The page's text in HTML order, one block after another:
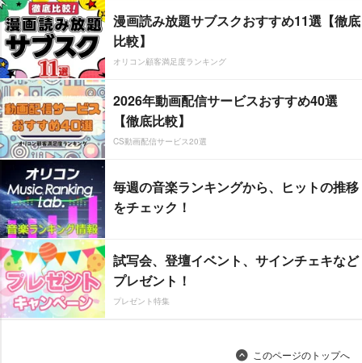
漫画読み放題サブスクおすすめ11選【徹底
比較】
オリコン顧客満足度ランキング
2026年動画配信サービスおすすめ40選
【徹底比較】
CS動画配信サービス20選
毎週の音楽ランキングから、ヒットの推移
をチェック！
試写会、登壇イベント、サインチェキなど
プレゼント！
プレゼント特集
このページのトップへ